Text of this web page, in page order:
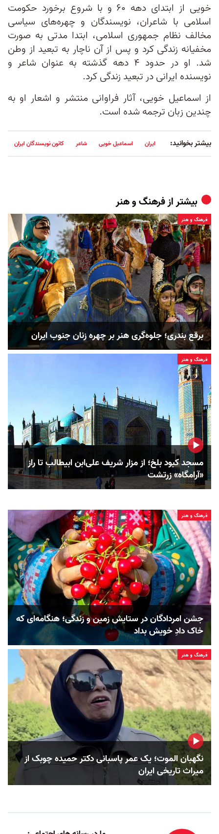
خویی از ابتدای دهه ۶۰ و با شروع برخورد حکومت
اسلامی با شاعران، نویسندگان و چهره‌های سیاسی
مخالف نظام جمهوری اسلامی، ابتدا مدتی به صورت
مخفیانه زندگی کرد و پس از آن ناچار به تبعید از وطن
شد. او در حدود ۴ دهه گذشته به عنوان شاعر و
نویسنده ایرانی در تبعید زندگی کرد.
از اسماعیل خویی، آثار فراوانی منتشر و اشعار او به
چندین زبان ترجمه شده است.
بیشتر بخوانید: ایران اسماعیل خویی شاعر کانون نویسندگان ایران
بیشتر ازفرهنگ و هنر
فرهنگ و هنر
برقع بندری؛ جلوه‌گری هنر بر چهره زنان جنوب ایران
فرهنگ و هنر
مسجد کبود بلخ؛ از مزار شریف علی‌ابن ابیطالب تا راز
«آرامگاه» زرتشت
فرهنگ و هنر
جشن امردادگان در ستایش زمین و زندگی؛ هنگامه‌ای که
خاک دادِ خویش بداد
فرهنگ و هنر
نگهبان الموت؛ یک عمر پاسبانی دکتر حمیده چوبک از
میراث تاریخی ایران